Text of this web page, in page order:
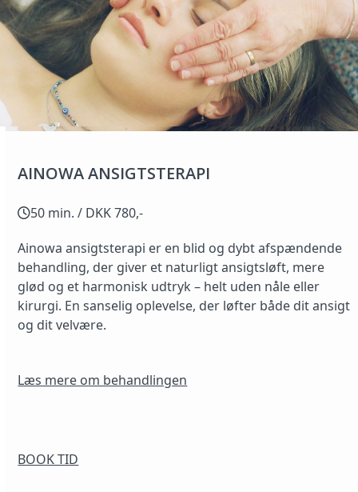
AINOWA ANSIGTSTERAPI
50 min. / DKK 780,-
Ainowa ansigtsterapi er en blid og dybt afspændende
behandling, der giver et naturligt ansigtsløft, mere
glød og et harmonisk udtryk – helt uden nåle eller
kirurgi. En sanselig oplevelse, der løfter både dit ansigt
og dit velvære.
Læs mere om behandlingen
BOOK TID